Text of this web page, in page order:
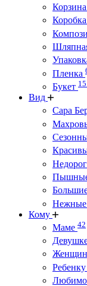
Корзина
Коробка
Пленка
Букет
Вид
Сара
Нежные
Кому
Маме 42
Ребенку